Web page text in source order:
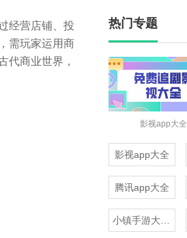
经营店铺、投
需玩家运用商
代商业世界，
热门专题
影视app大全
影视app大全
腾讯app大全